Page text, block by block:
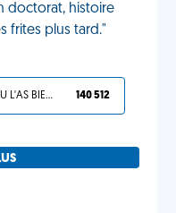
doctorat, histoire
frites plus tard."
TU L'AS BIEN MÉRITÉ 140 512